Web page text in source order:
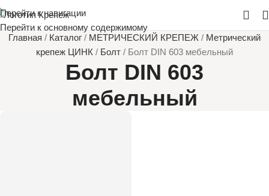
Перейти к навигации
Перейти к основному содержимому
Главная / Каталог / МЕТРИЧЕСКИЙ КРЕПЕЖ / Метрический
крепеж ЦИНК / Болт / Болт DIN 603 мебельный
Болт DIN 603
мебельный